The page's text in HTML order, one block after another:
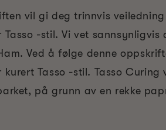
vil gi deg trinnvis
Tasso -stil. Vi vet sannsynligvis
Ved å følge denne
kurert Tasso -stil. Tasso
på grunn av en rekke